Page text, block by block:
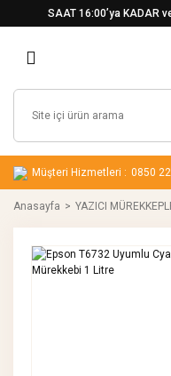
SAAT 16:00’ya KADAR
Müşteri Hizmetleri : 0850
Anasayfa YAZICI